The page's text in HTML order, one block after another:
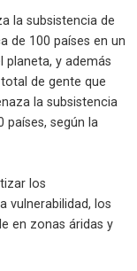
la subsistencia de
de 100 países en un
planeta, y además
de gente que
la subsistencia
países, según la
los
vulnerabilidad, los
en zonas áridas y